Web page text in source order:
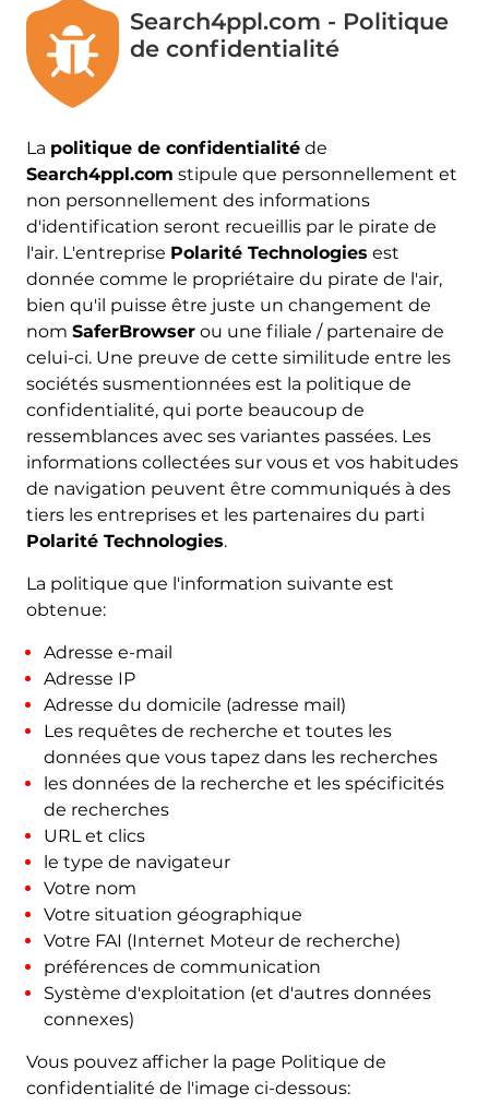
Search4ppl.com - Politique
de confidentialité
La politique de confidentialitéde
Search4ppl.com stipule que personnellement et
non personnellement des informations
d'identification seront recueillis par le pirate de
l'air. L'entreprise Polarité Technologies est
donnée comme le propriétaire du pirate de l'air,
bien qu'il puisse être juste un changement de
nom SaferBrowserou une filiale / partenaire de
celui-ci. Une preuve de cette similitude entre les
sociétés susmentionnées est la politique de
confidentialité, qui porte beaucoup de
ressemblances avec ses variantes passées. Les
informations collectées sur vous et vos habitudes
de navigation peuvent être communiqués à des
tiers les entreprises et les partenaires du parti
Polarité Technologies.
La politique que l'information suivante est
obtenue:
Adresse e-mail
Adresse IP
Adresse du domicile (adresse mail)
Les requêtes de recherche et toutes les
données que vous tapez dans les recherches
les données de la recherche et les spécificités
de recherches
URL et clics
le type de navigateur
Votre nom
Votre situation géographique
Votre FAI (Internet Moteur de recherche)
préférences de communication
Système d'exploitation (et d'autres données
connexes)
Vous pouvez afficher la page Politique de
confidentialité de l'image ci-dessous: